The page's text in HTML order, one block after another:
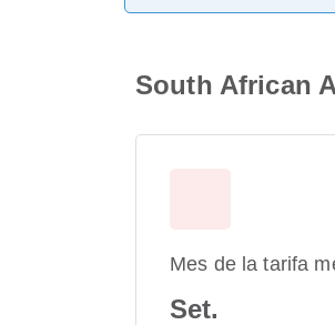
South African
Mes de la tarifa
Set.